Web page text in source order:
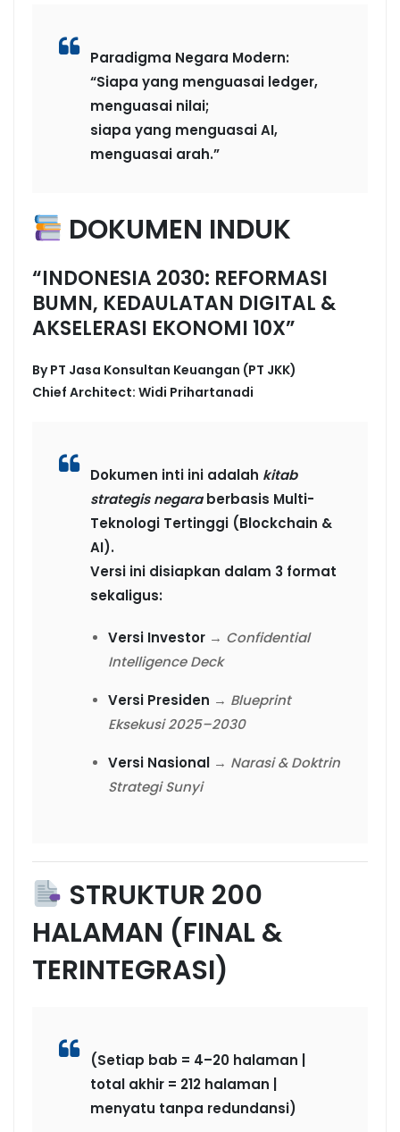
Paradigma Negara Modern:
“Siapa yang menguasai ledger,
menguasai nilai;
siapa yang menguasai AI,
menguasai arah.”
DOKUMEN INDUK
“INDONESIA 2030: REFORMASI
BUMN, KEDAULATAN DIGITAL &
AKSELERASI EKONOMI 10X”
By PT Jasa Konsultan Keuangan (PT JKK)
Chief Architect: Widi Prihartanadi
Dokumen inti ini adalah kitab
strategis negaraberbasis Multi-
Teknologi Tertinggi (Blockchain &
AI).
Versi ini disiapkan dalam 3 format
sekaligus:
Versi Investor → Confidential
Intelligence Deck
Versi Presiden → Blueprint
Eksekusi 2025–2030
Versi Nasional → Narasi & Doktrin
Strategi Sunyi
STRUKTUR 200
HALAMAN (FINAL &
TERINTEGRASI)
(Setiap bab = 4–20 halaman |
total akhir = 212 halaman |
menyatu tanpa redundansi)